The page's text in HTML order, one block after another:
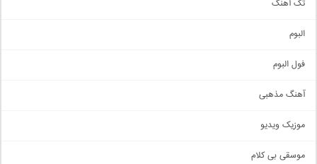
تک آهنگ
اجتماعی
حماسی
سنتی
اهنگ بندرعباسی
البوم
فول البوم
آهنگ مذهبی
موزیک ویدیو
موسقی بی کلام